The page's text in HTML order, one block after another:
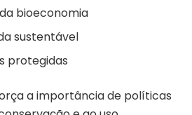
bioeconomia
sustentável
protegidas
a importância de políticas